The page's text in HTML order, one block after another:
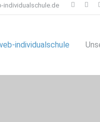
individualschule.de
individualschule